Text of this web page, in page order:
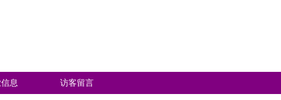
息 访客留言